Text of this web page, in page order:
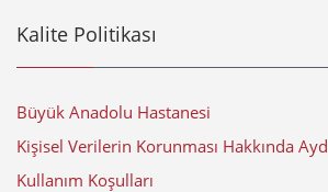
Kalite Politikası
Büyük Anadolu Hastanesi
Kişisel Verilerin Korunması Hakkında
Kullanım Koşulları